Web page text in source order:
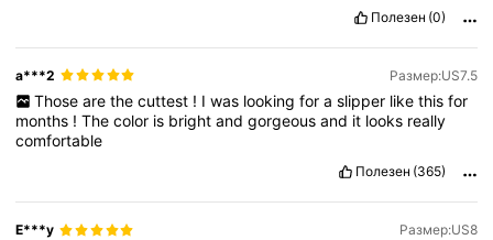
Полезен (0)
a***2 Размер:US7.5
Those are the cuttest ! I was looking for a slipper like this for
months !Thecolor is brightandgorgeousand it looks really
comfortable
Полезен (365)
E***y Размер:US8